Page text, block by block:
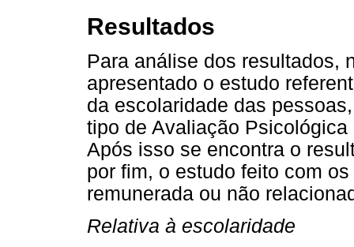
Resultados
Para análise dos resultados,
apresentado o estudo
da escolaridade das
tipo de Avaliação
Após isso se encontra o
por fim, o estudo feito com
remunerada ou não
Relativa à escolaridade